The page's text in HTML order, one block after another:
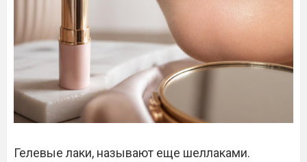
Гелевые лаки, называют еще шеллаками.